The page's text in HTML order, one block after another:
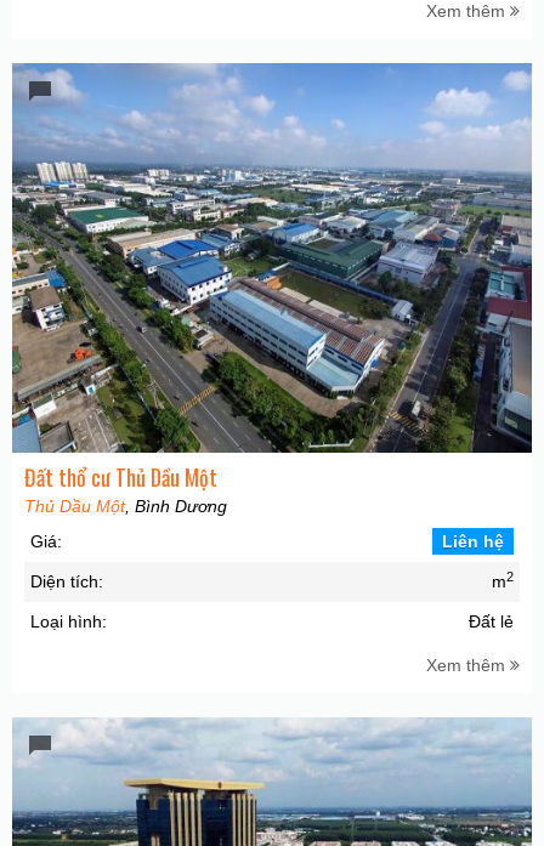
Xem thêm
Đất thổ cư Thủ Dầu Một
Thủ Dầu Một, Bình Dương
Giá:
Liên hệ
Diện tích: m2
Loại hình: Đất lẻ
Xem thêm